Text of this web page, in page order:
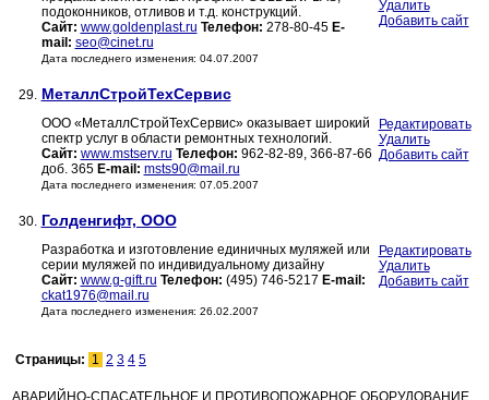
подоконников, отливов и т.д. конструкций.
Сайт: www.goldenplast.ru Телефон: 278-80-45 E-
mail: seo@cinet.ru
Дата последнего изменения: 04.07.2007
Удалить
Добавить сайт
29. МеталлСтройТехСервис
ООО «МеталлСтройТехСервис» оказывает широкий
спектр услуг в области ремонтных технологий.
Сайт: www.mstserv.ru Телефон: 962-82-89, 366-87-66
доб. 365 E-mail: msts90@mail.ru
Дата последнего изменения: 07.05.2007
Редактировать
Удалить
Добавить сайт
30. Голденгифт, ООО
Разработка и изготовление единичных муляжей или
серии муляжей по индивидуальному дизайну
Сайт: www.g-gift.ru Телефон: (495) 746-5217 E-mail:
ckat1976@mail.ru
Дата последнего изменения: 26.02.2007
Редактировать
Удалить
Добавить сайт
Страницы: 1 2 3 4 5